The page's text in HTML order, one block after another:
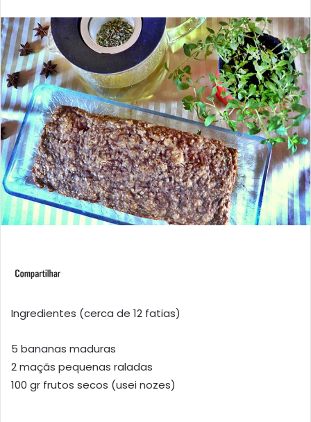
Ingredientes (cerca de 12 fatias)
5 bananas maduras
2 maçãs pequenas raladas
100 gr frutos secos (usei nozes)